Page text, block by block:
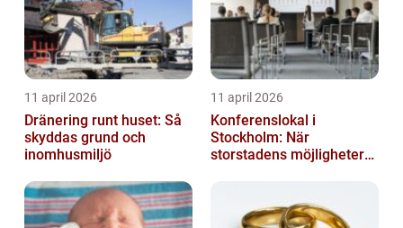
11 april 2026
Dränering runt huset: Så
skyddas grund och
inomhusmiljö
11 april 2026
Konferenslokal i
Stockholm: När
storstadens möjligheter